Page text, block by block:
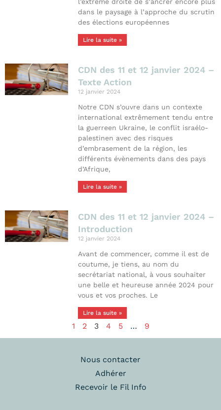
dans le paysage à l’approche du scrutin
des élections européennes
Lire la suite »
CDN des 11 et 12 janvier 2024 –
Texte Action
12 janvier 2024
Notre CDN s’ouvre dans un contexte
international extrêmement tendu entre
la guerreen Ukraine, le conflit israélo-
palestinen avec des risques
d’embrasement de la région, les
différents évènements dans des pays
d’Afrique,
Lire la suite »
CDN des 11 et 12 janvier 2024 –
Introduction
12 janvier 2024
Avant de commencer, comme il est de
coutume, je tiens, au nom du
secrétariat national, à vous souhaiter
une belle et heureuse année 2024 pour
vous et vos proches. Le
Lire la suite »
1 2 3 4 5 … 9
Nous contacter
Adhérer
Recevoir le Fil Info